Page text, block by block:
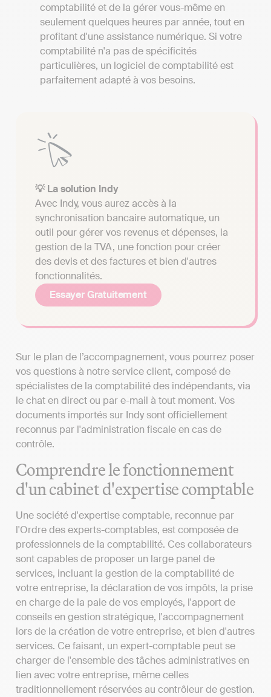
comptabilité et de la gérer vous-même en
seulement quelques heures par année, tout en
profitant d'une assistance numérique. Si votre
comptabilité n'a pas de spécificités
particulières, un logiciel de comptabilité est
parfaitement adapté à vos besoins.
💡 La solution Indy
Avec Indy, vous aurez accès à la
synchronisation bancaire automatique, un
outil pour gérer vos revenus et dépenses, la
gestion de la TVA, une fonction pour créer
des devis et des factures et bien d'autres
fonctionnalités.
Essayer Gratuitement
Sur le plan de l’accompagnement, vous pourrez poser
vos questions à notre service client, composé de
spécialistes de la comptabilité des indépendants, via
le chat en direct ou par e-mail à tout moment. Vos
documents importés sur Indy sont officiellement
reconnus par l'administration fiscale en cas de
contrôle.
Comprendre le fonctionnement
d'un cabinet d'expertise comptable
Une société d'expertise comptable, reconnue par
l'Ordre des experts-comptables, est composée de
professionnels de la comptabilité. Ces collaborateurs
sont capables de proposer un large panel de
services, incluant la gestion de la comptabilité de
votre entreprise, la déclaration de vos impôts, la prise
en charge de la paie de vos employés, l'apport de
conseils en gestion stratégique, l'accompagnement
lors de la création de votre entreprise, et bien d'autres
services. Ce faisant, un expert-comptable peut se
charger de l'ensemble des tâches administratives en
lien avec votre entreprise, même celles
traditionnellement réservées au contrôleur de gestion.